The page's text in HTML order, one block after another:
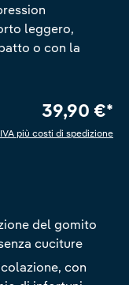
leggero,
o con la
39,90 €*
più costi di spedizione
del gomito
cuciture
con